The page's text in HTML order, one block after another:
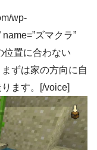
wp-
ズマクラ”
位置に合わない
ずは家の方向に自
ます。[/voice]